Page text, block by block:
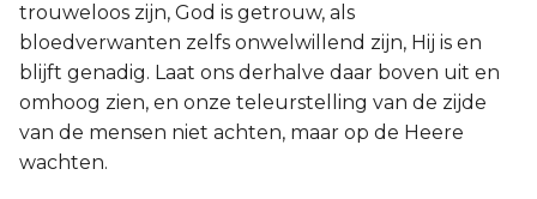
trouweloos zijn, God is getrouw, als
bloedverwanten zelfs onwelwillend zijn, Hij is en
blijft genadig. Laat ons derhalve daar boven uit en
omhoog zien, en onze teleurstelling van de zijde
van de mensen niet achten, maar op de Heere
wachten.